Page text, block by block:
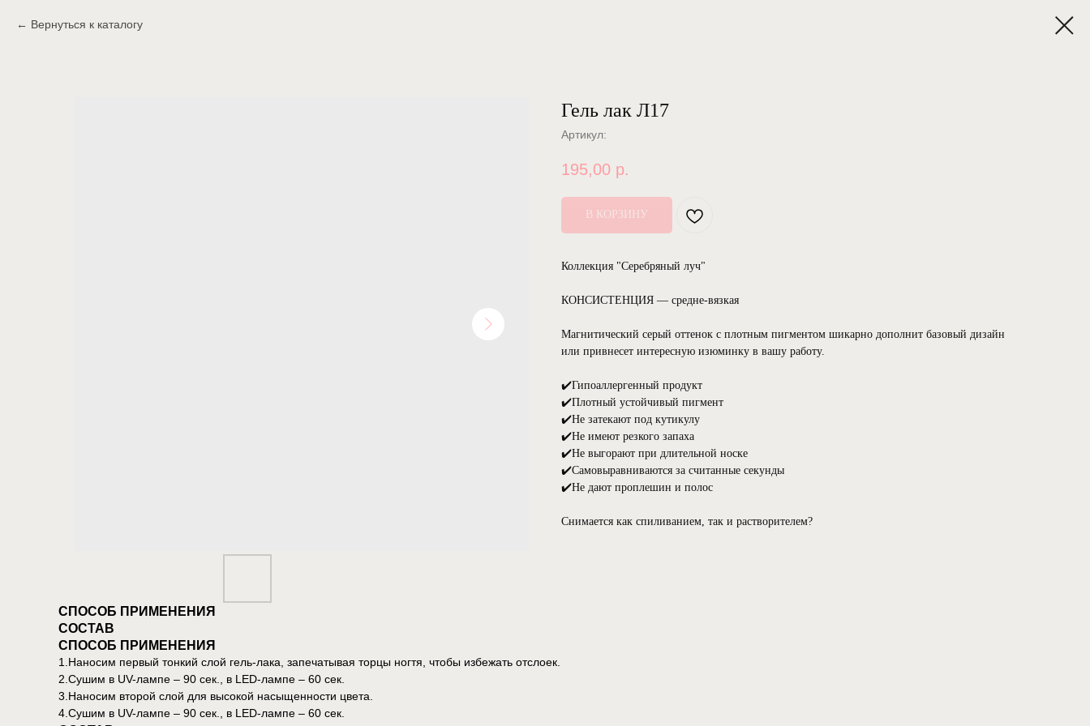
Вернуться к каталогу
Гель лак Л17
Артикул:
195,00 р.
В КОРЗИНУ
Коллекция "Серебряный луч"
КОНСИСТЕНЦИЯ — средне-вязкая
Магнитический серый оттенок с плотным пигментом шикарно дополнит базовый дизайн
или привнесет интересную изюминку в вашу работу.
✔️Гипоаллергенный продукт
✔️Плотный устойчивый пигмент
✔️Не затекают под кутикулу⠀
✔️Не имеют резкого запаха⠀
✔️Не выгорают при длительной носке⠀
✔️Самовыравниваются за считанные секунды⠀
✔️Не дают проплешин и полос⠀
Снимается как спиливанием, так и растворителем?
СПОСОБ ПРИМЕНЕНИЯ
СОСТАВ
СПОСОБ ПРИМЕНЕНИЯ
1.Наносим первый тонкий слой гель-лака, запечатывая торцы ногтя, чтобы избежать отслоек.
2.Сушим в UV-лампе – 90 сек., в LED-лампе – 60 сек.
3.Наносим второй слой для высокой насыщенности цвета.
4.Сушим в UV-лампе – 90 сек., в LED-лампе – 60 сек.